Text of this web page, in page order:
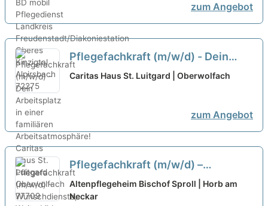
zum Angebot
Pflegefachkraft (m/w/d) - Dein
Arbeitsplatz in einer familiären
Caritas Haus St. Luitgard | Oberwolfach
zum Angebot
Pflegefachkraft (m/w/d) –
Wunschdienste, Weiterbildungen &
starke Benefits in einem sicheren
Altenpflegeheim Bischof Sproll | Horb am
Neckar